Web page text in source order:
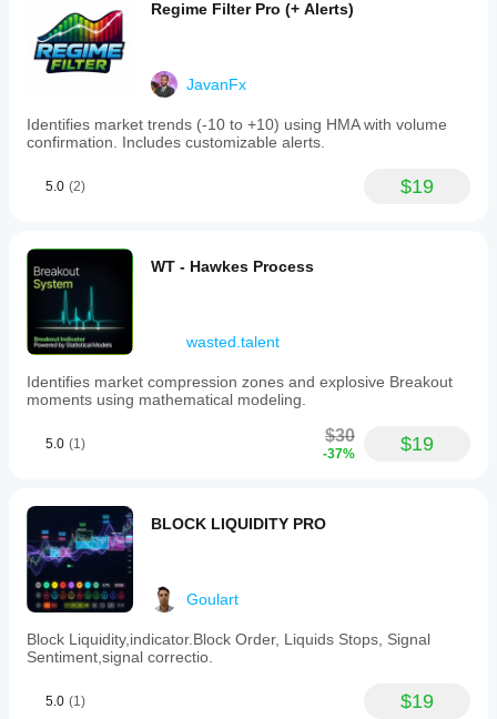
Regime Filter Pro (+ Alerts)
JavanFx
Identifies market trends (-10 to +10) using HMA with volume
confirmation. Includes customizable alerts.
5.0 (2) $19
WT - Hawkes Process
wasted.talent
Identifies market compression zones and explosive Breakout
moments using mathematical modeling.
5.0 (1) $30
-37% $19
BLOCK LIQUIDITY PRO
Goulart
Block Liquidity,indicator.Block Order, Liquids Stops, Signal
Sentiment,signal correctio.
5.0 (1) $19